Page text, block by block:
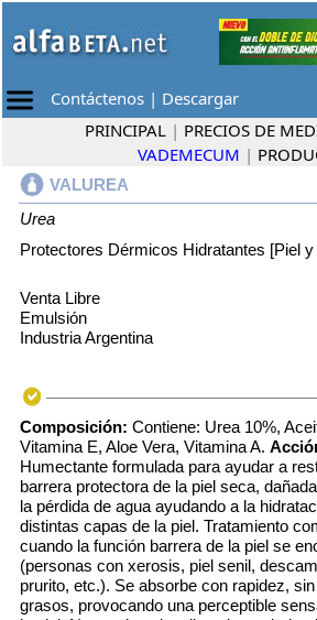
Contáctenos | Descargar
PRINCIPAL | PRECIOS DE
VADEMECUM |
VALUREA
Urea
Protectores Dérmicos Hidratantes [Piel
Venta Libre
Emulsión
Industria Argentina
Composición: Contiene: Urea 10%,
Vitamina E, Aloe Vera, Vitamina A.
Humectante formulada para ayudar a
barrera protectora de la piel seca,
la pérdida de agua ayudando a la
distintas capas de la piel. Tratamiento
cuando la función barrera de la piel se
(personas con xerosis, piel senil,
prurito, etc.). Se absorbe con rapidez,
grasos, provocando una perceptible